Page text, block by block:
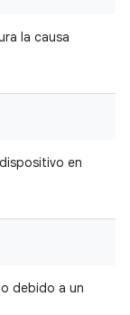
la causa
en
debido a un